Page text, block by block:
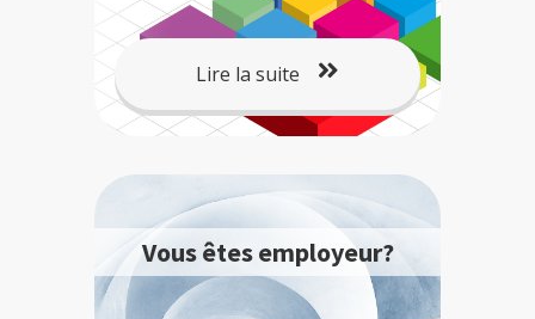
Lire la suite
Vous êtes employeur?